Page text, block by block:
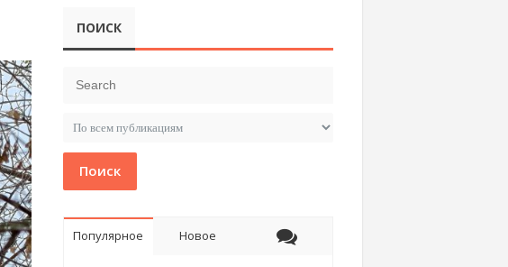
ПОИСК
Поиск
Популярное Новое